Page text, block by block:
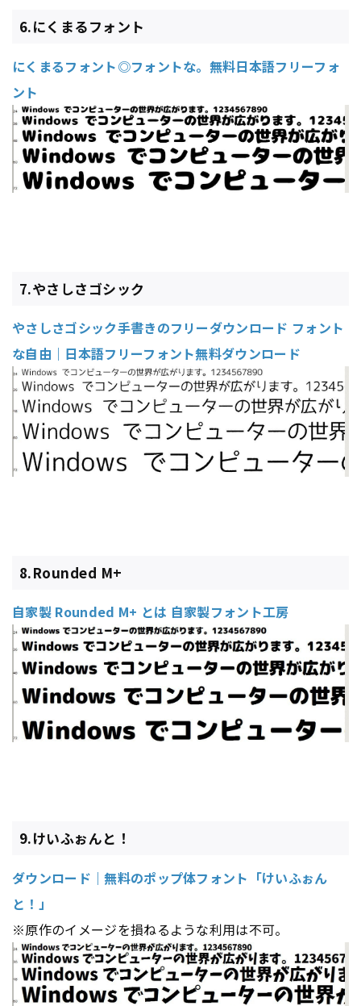
6.にくまるフォント
にくまるフォント◎フォントな。無料日本語フリーフォ
ント
7.やさしさゴシック
やさしさゴシック手書きのフリーダウンロード フォント
な自由｜日本語フリーフォント無料ダウンロード
8.Rounded M+
自家製 Rounded M+ とは 自家製フォント工房
9.けいふぉんと！
ダウンロード｜無料のポップ体フォント「けいふぉん
と！」
※原作のイメージを損ねるような利用は不可。